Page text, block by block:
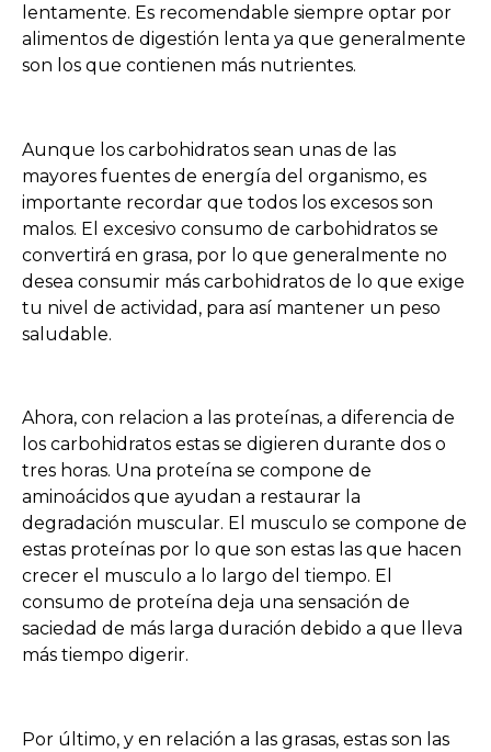
lentamente. Es recomendable siempre optar por
alimentos de digestión lenta ya que generalmente
son los que contienen más nutrientes.
Aunque los carbohidratos sean unas de las
mayores fuentes de energía del organismo, es
importante recordar que todos los excesos son
malos. El excesivo consumo de carbohidratos se
convertirá en grasa, por lo que generalmente no
desea consumir más carbohidratos de lo que exige
tu nivel de actividad, para así mantener un peso
saludable.
Ahora, con relacion a las proteínas, a diferencia de
los carbohidratos estas se digieren durante dos o
tres horas. Una proteína se compone de
aminoácidos que ayudan a restaurar la
degradación muscular. El musculo se compone de
estas proteínas por lo que son estas las que hacen
crecer el musculo a lo largo del tiempo. El
consumo de proteína deja una sensación de
saciedad de más larga duración debido a que lleva
más tiempo digerir.
Por último, y en relación a las grasas, estas son las